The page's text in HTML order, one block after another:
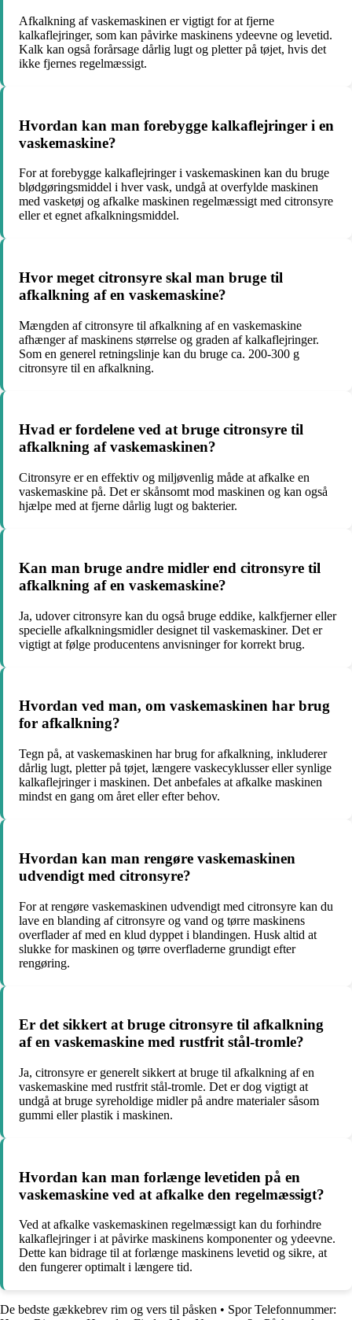
Afkalkning af vaskemaskinen er vigtigt for at fjerne
kalkaflejringer, som kan påvirke maskinens ydeevne og levetid.
Kalk kan også forårsage dårlig lugt og pletter på tøjet, hvis det
ikke fjernes regelmæssigt.
Hvordan kan man forebygge kalkaflejringer i en
vaskemaskine?
For at forebygge kalkaflejringer i vaskemaskinen kan du bruge
blødgøringsmiddel i hver vask, undgå at overfylde maskinen
med vasketøj og afkalke maskinen regelmæssigt med citronsyre
eller et egnet afkalkningsmiddel.
Hvor meget citronsyre skal man bruge til
afkalkning af en vaskemaskine?
Mængden af citronsyre til afkalkning af en vaskemaskine
afhænger af maskinens størrelse og graden af kalkaflejringer.
Som en generel retningslinje kan du bruge ca. 200-300 g
citronsyre til en afkalkning.
Hvad er fordelene ved at bruge citronsyre til
afkalkning af vaskemaskinen?
Citronsyre er en effektiv og miljøvenlig måde at afkalke en
vaskemaskine på. Det er skånsomt mod maskinen og kan også
hjælpe med at fjerne dårlig lugt og bakterier.
Kan man bruge andre midler end citronsyre til
afkalkning af en vaskemaskine?
Ja, udover citronsyre kan du også bruge eddike, kalkfjerner eller
specielle afkalkningsmidler designet til vaskemaskiner. Det er
vigtigt at følge producentens anvisninger for korrekt brug.
Hvordan ved man, om vaskemaskinen har brug
for afkalkning?
Tegn på, at vaskemaskinen har brug for afkalkning, inkluderer
dårlig lugt, pletter på tøjet, længere vaskecyklusser eller synlige
kalkaflejringer i maskinen. Det anbefales at afkalke maskinen
mindst en gang om året eller efter behov.
Hvordan kan man rengøre vaskemaskinen
udvendigt med citronsyre?
For at rengøre vaskemaskinen udvendigt med citronsyre kan du
lave en blanding af citronsyre og vand og tørre maskinens
overflader af med en klud dyppet i blandingen. Husk altid at
slukke for maskinen og tørre overfladerne grundigt efter
rengøring.
Er det sikkert at bruge citronsyre til afkalkning
af en vaskemaskine med rustfrit stål-tromle?
Ja, citronsyre er generelt sikkert at bruge til afkalkning af en
vaskemaskine med rustfrit stål-tromle. Det er dog vigtigt at
undgå at bruge syreholdige midler på andre materialer såsom
gummi eller plastik i maskinen.
Hvordan kan man forlænge levetiden på en
vaskemaskine ved at afkalke den regelmæssigt?
Ved at afkalke vaskemaskinen regelmæssigt kan du forhindre
kalkaflejringer i at påvirke maskinens komponenter og ydeevne.
Dette kan bidrage til at forlænge maskinens levetid og sikre, at
den fungerer optimalt i længere tid.
De bedste gækkebrev rim og vers til påsken • Spor Telefonnummer: